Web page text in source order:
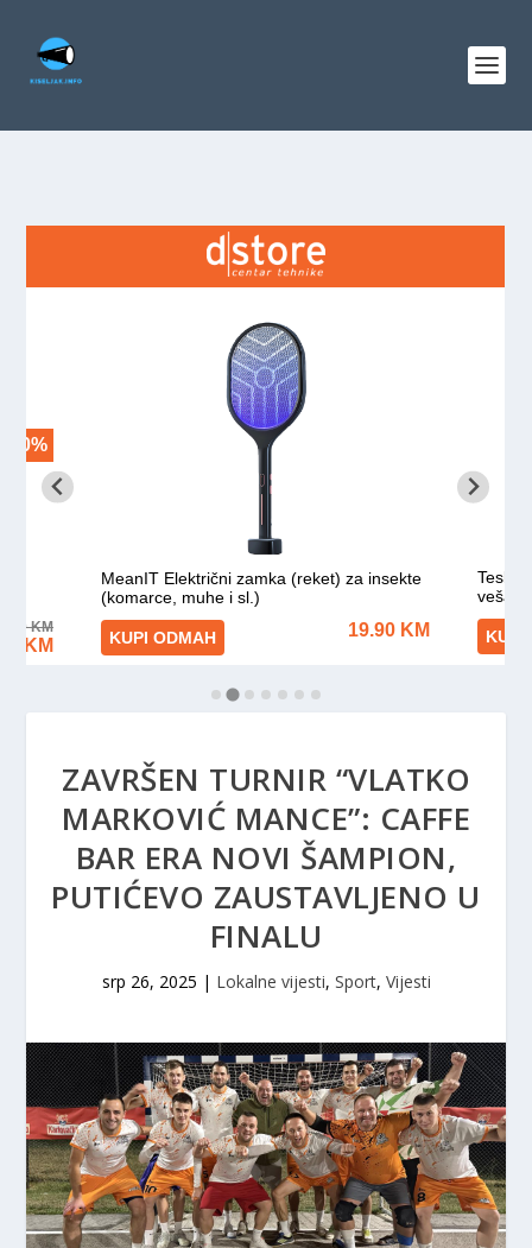
ZAVRŠEN TURNIR “VLATKO
MARKOVIĆ MANCE”: CAFFE
BAR ERA NOVI ŠAMPION,
PUTIĆEVO ZAUSTAVLJENO U
FINALU
srp 26, 2025 | Lokalne vijesti, Sport, Vijesti